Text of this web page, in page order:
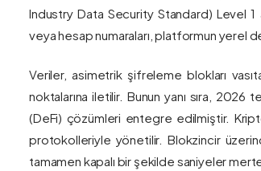
Industry Data Security Standard) Level 1
veya hesap numaraları, platformun yerel
Veriler, asimetrik şifreleme blokları
noktalarına iletilir. Bunun yanı sıra,
(DeFi) çözümleri entegre edilmiştir.
protokolleriyle yönetilir. Blokzincir
tamamen kapalı bir şekilde saniyeler